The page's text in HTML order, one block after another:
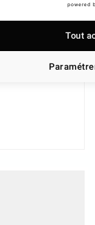
powered
Tout